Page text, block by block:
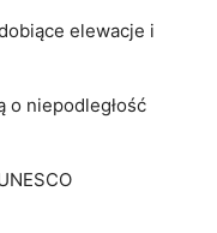
elewacje i
o ‍niepodległość